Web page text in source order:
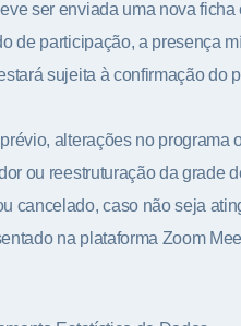
ser enviada uma nova
de participação, a presença
sujeita à confirmação
alterações no
ou reestruturação da grade
cancelado, caso não seja
na plataforma Zoom